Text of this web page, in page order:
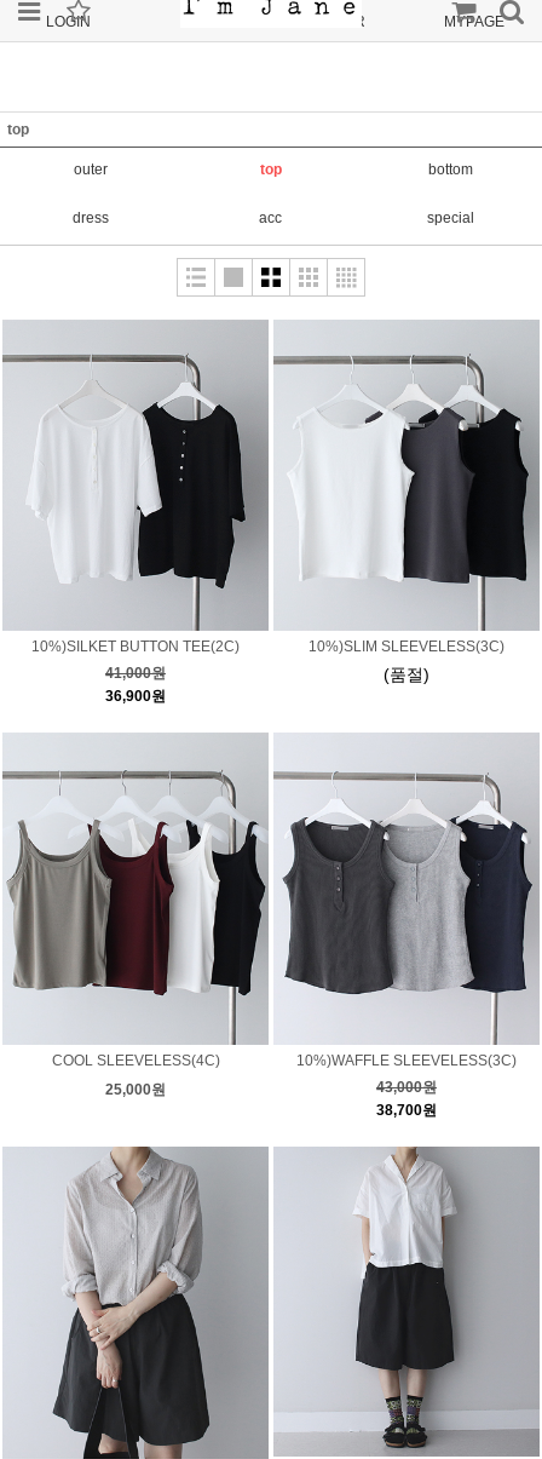
LOGIN ORDER MYPAGE
top
outer top bottom
dress acc special
10%)SILKET BUTTON TEE(2C)
41,000원
36,900원
10%)SLIM SLEEVELESS(3C)
(품절)
COOL SLEEVELESS(4C)
25,000원
10%)WAFFLE SLEEVELESS(3C)
43,000원
38,700원